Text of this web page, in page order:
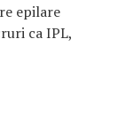
epilare
ca IPL,